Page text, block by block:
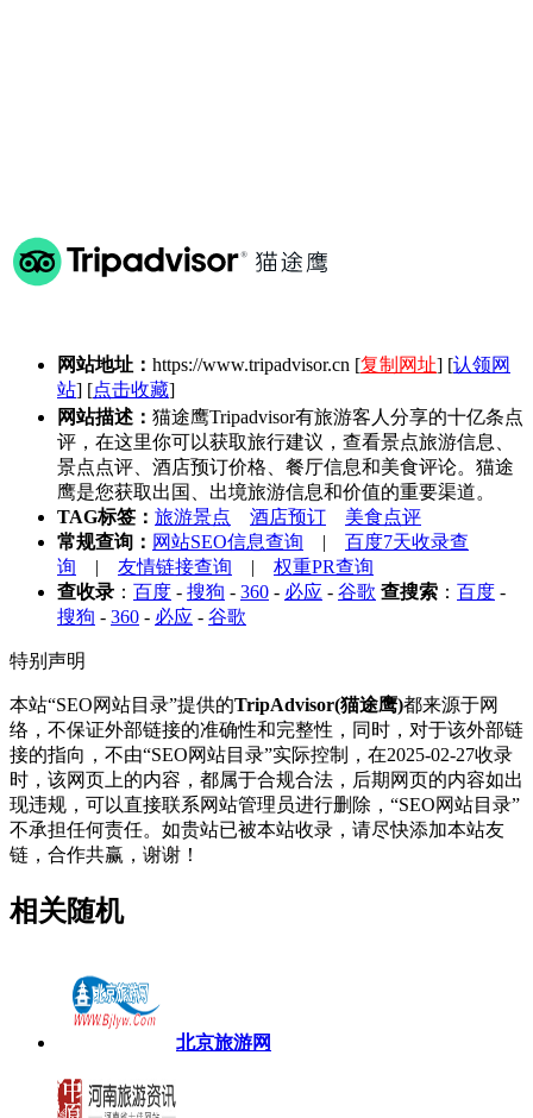
网站地址： https://www.tripadvisor.cn [复制网址] [认领网
站] [点击收藏]
网站描述： 猫途鹰Tripadvisor有旅游客人分享的十亿条点
评，在这里你可以获取旅行建议，查看景点旅游信息、
景点点评、酒店预订价格、餐厅信息和美食评论。猫途
鹰是您获取出国、出境旅游信息和价值的重要渠道。
TAG标签： 旅游景点 酒店预订
美食点评
常规查询： 网站SEO信息查询 | 百度7天收录查
询 | 友情链接查询 | 权重PR查询
查收录 ： 百度 - 搜狗 - 360 - 必应 - 谷歌 查搜索 ： 百度 -
搜狗 - 360 - 必应 - 谷歌
特别声明
本站“SEO网站目录”提供的TripAdvisor(猫途鹰)都来源于网
络，不保证外部链接的准确性和完整性，同时，对于该外部链
接的指向，不由“SEO网站目录”实际控制，在2025-02-27收录
时，该网页上的内容，都属于合规合法，后期网页的内容如出
现违规，可以直接联系网站管理员进行删除，“SEO网站目录”
不承担任何责任。如贵站已被本站收录，请尽快添加本站友
链，合作共赢，谢谢！
相关随机
北京旅游网